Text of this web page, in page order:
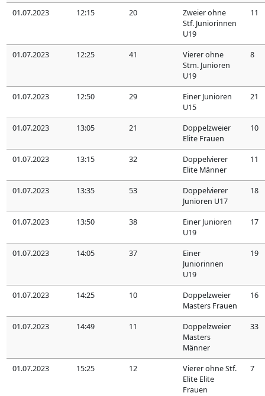
01.07.2023 12:15 20
Zweier ohne
Stf. Juniorinnen
U19
11
01.07.2023 12:25 41
Vierer ohne
Stm. Junioren
U19
8
01.07.2023 12:50 29
Einer Junioren
U15
21
01.07.2023 13:05 21
Doppelzweier
Elite Frauen
10
01.07.2023 13:15 32
Doppelvierer
Elite Männer
11
01.07.2023 13:35 53
Doppelvierer
Junioren U17
18
01.07.2023 13:50 38
Einer Junioren
U19
17
01.07.2023 14:05 37
Einer
Juniorinnen
U19
19
01.07.2023 14:25 10
Doppelzweier
Masters Frauen
16
01.07.2023 14:49 11
Doppelzweier
Masters
Männer
33
01.07.2023 15:25 12
Vierer ohne Stf.
Elite Elite
Frauen
7